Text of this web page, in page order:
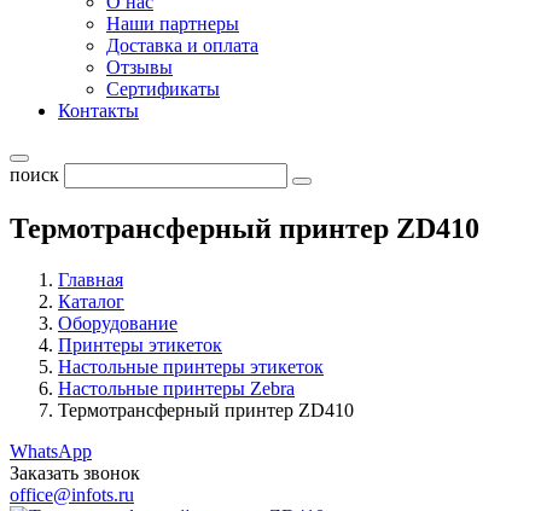
Наши партнеры
Доставка и оплата
Отзывы
Сертификаты
Контакты
поиск
Термотрансферный принтер ZD410
Главная
Каталог
Оборудование
Принтеры этикеток
Настольные принтеры этикеток
Настольные принтеры Zebra
Термотрансферный принтер ZD410
WhatsApp
Заказать звонок
office@infots.ru